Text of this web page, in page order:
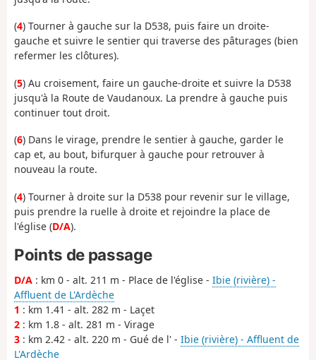
(4) Tourner à gauche sur la D538, puis faire un droite-
gauche et suivre le sentier qui traverse des pâturages (bien
refermer les clôtures).
(5) Au croisement, faire un gauche-droite et suivre la D538
jusqu'à la Route de Vaudanoux. La prendre à gauche puis
continuer tout droit.
(6) Dans le virage, prendre le sentier à gauche, garder le
cap et, au bout, bifurquer à gauche pour retrouver à
nouveau la route.
(4) Tourner à droite sur la D538 pour revenir sur le village,
puis prendre la ruelle à droite et rejoindre la place de
l'église (D/A).
Points de passage
D/A : km 0 - alt. 211 m - Place de l'église - Ibie (rivière) -
Affluent de L'Ardèche
1 : km 1.41 - alt. 282 m - Laçet
2 : km 1.8 - alt. 281 m - Virage
3 : km 2.42 - alt. 220 m - Gué de l' - Ibie (rivière) - Affluent de
L'Ardèche